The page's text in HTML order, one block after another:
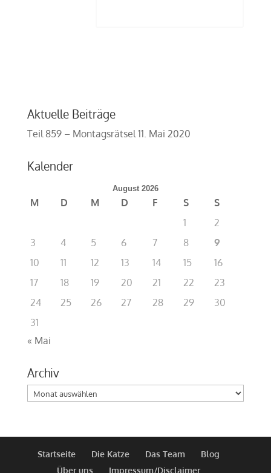
Aktuelle Beiträge
Teil 859 – Montagsrätsel 11. Mai 2020
Kalender
August 2026
M D M D F S
S
1
2
3
4 5 6 7 8
9
10
11 12 13 14 15
16
17
18 19 20 21 22
23
24
25 26 27 28 29
30
31
« Mai
Archiv
Archiv
Startseite Die Katze Das Team
Blog
Über uns
Impressum/Disclaimer